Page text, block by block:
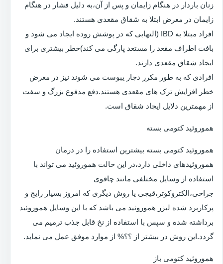
زنان باردار در هنگام زایمان و پس از آن،به دلیل فشار در هنگام
زایمان در معرض ابتلا به شقاق مقعدی هستند.
افراد مبتلا به IBD (التهابی که در پوشش روده ایجاد می شود و
بافت اطراف مقعد را مستعد پارگی می کند)خطر بیشتری برای
ایجاد شقاق مقعدی دارند.
افرادی که به طور مکرر دچار یبوست می شوند نیز در معرض
خطر افزایش ترک های مقعدی هستند.دفع مدفوع بزرگ و سفت
از مهمترین دلایل ایجاد شقاق است.
هموروئید کتومی بسته
هموروئید کتومی بسته بیشترین استفاده را در درمان
هموروئیدهای داخلی دارد،در این حالت هموروئید می تواند با
استفاده از وسایل مختلفی مانند چاقوی
جراحی،الکتروکوتر،قیچی یا روش دیگری که امروز بسیار رایج و
پرکاربرد شده لیزر هموروئید می باشد که با این وسایل هموروئید
برداشته شده و سپس با استفاده از نخ قابل جذب ترمیم می
گردد.این روش در بیشتر از ؟؟% از موارد موفق عمل می نماید.
هموروئید کتومی باز